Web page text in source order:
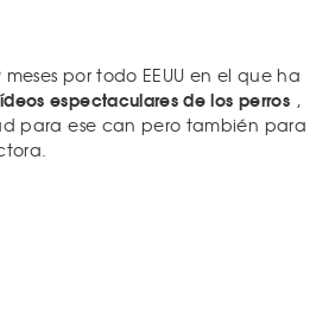
por todo EEUU en el que ha
espectaculares de los perros ,
para ese can pero también para